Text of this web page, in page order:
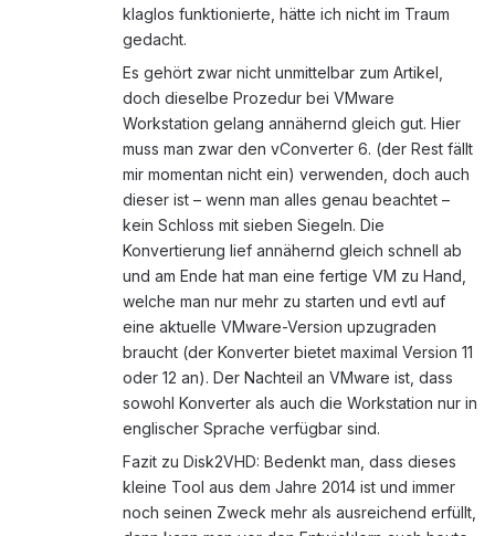
klaglos funktionierte, hätte ich nicht im Traum
gedacht.
Es gehört zwar nicht unmittelbar zum Artikel,
doch dieselbe Prozedur bei VMware
Workstation gelang annähernd gleich gut. Hier
muss man zwar den vConverter 6. (der Rest fällt
mir momentan nicht ein) verwenden, doch auch
dieser ist – wenn man alles genau beachtet –
kein Schloss mit sieben Siegeln. Die
Konvertierung lief annähernd gleich schnell ab
und am Ende hat man eine fertige VM zu Hand,
welche man nur mehr zu starten und evtl auf
eine aktuelle VMware-Version upzugraden
braucht (der Konverter bietet maximal Version 11
oder 12 an). Der Nachteil an VMware ist, dass
sowohl Konverter als auch die Workstation nur in
englischer Sprache verfügbar sind.
Fazit zu Disk2VHD: Bedenkt man, dass dieses
kleine Tool aus dem Jahre 2014 ist und immer
noch seinen Zweck mehr als ausreichend erfüllt,